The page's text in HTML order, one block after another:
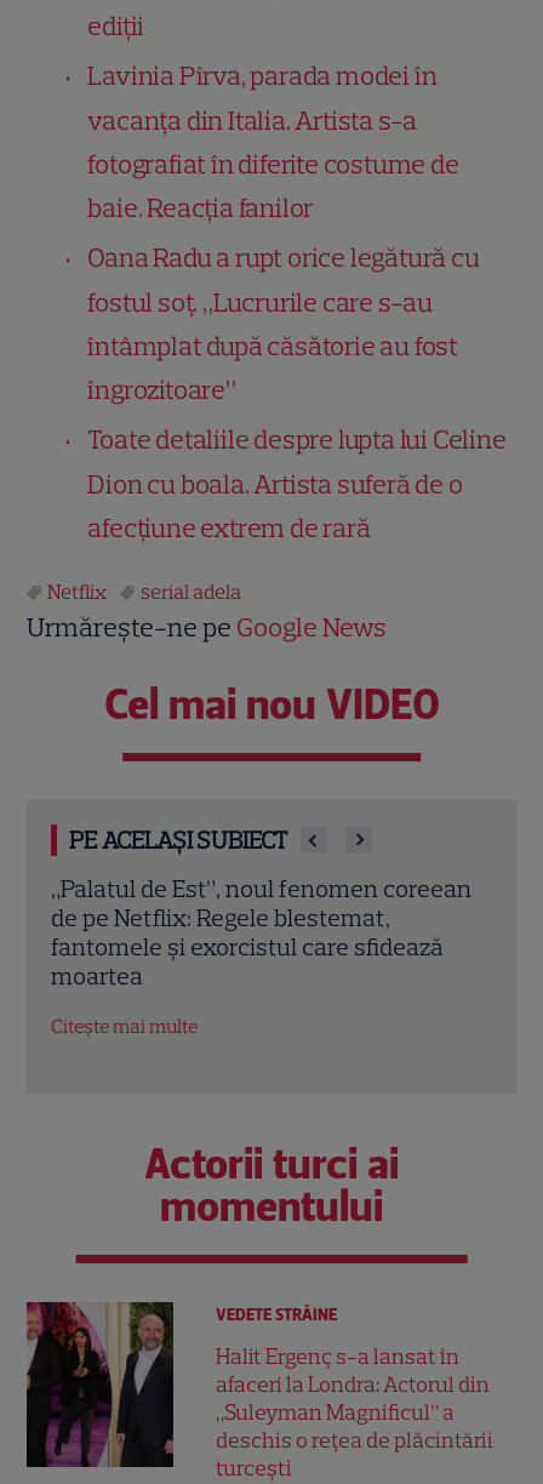
ediții
Lavinia Pîrva, parada modei în
vacanța din Italia. Artista s-a
fotografiat în diferite costume de
baie. Reacția fanilor
Oana Radu a rupt orice legătură cu
fostul soț. „Lucrurile care s-au
întâmplat după căsătorie au fost
îngrozitoare”
Toate detaliile despre lupta lui Celine
Dion cu boala. Artista suferă de o
afecțiune extrem de rară
Netflix serial adela
Urmărește-ne pe Google News
Cel mai nou VIDEO
PE ACELAȘI SUBIECT
Ce vedem pe streaming între 27 iulie și 2
august 2026: Diavolul se îmbracă de la
Prada 2 pe Disney+ și mari noutăți
Netflix
Citește mai multe
Actorii turci ai
momentului
VEDETE STRĂINE
Halit Ergenç s-a lansat în
afaceri la Londra: Actorul din
„Suleyman Magnificul” a
deschis o rețea de plăcintării
turcești